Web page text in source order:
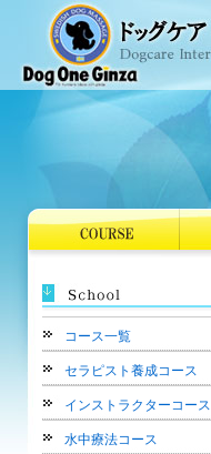
コース一覧
セラピスト養成コース
インストラクターコース
水中療法コース